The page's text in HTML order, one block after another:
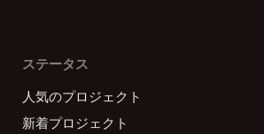
ステータス
人気のプロジェクト
新着プロジェクト